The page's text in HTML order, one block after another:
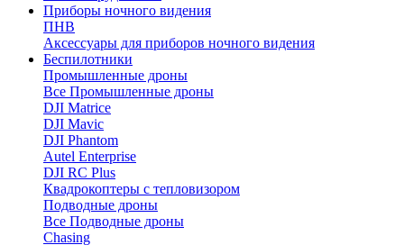
Приборы ночного видения
ПНВ
Аксессуары для приборов ночного видения
Беспилотники
Промышленные дроны
Все Промышленные дроны
DJI Matrice
DJI Mavic
DJI Phantom
Autel Enterprise
DJI RC Plus
Квадрокоптеры с тепловизором
Подводные дроны
Все Подводные дроны
Chasing